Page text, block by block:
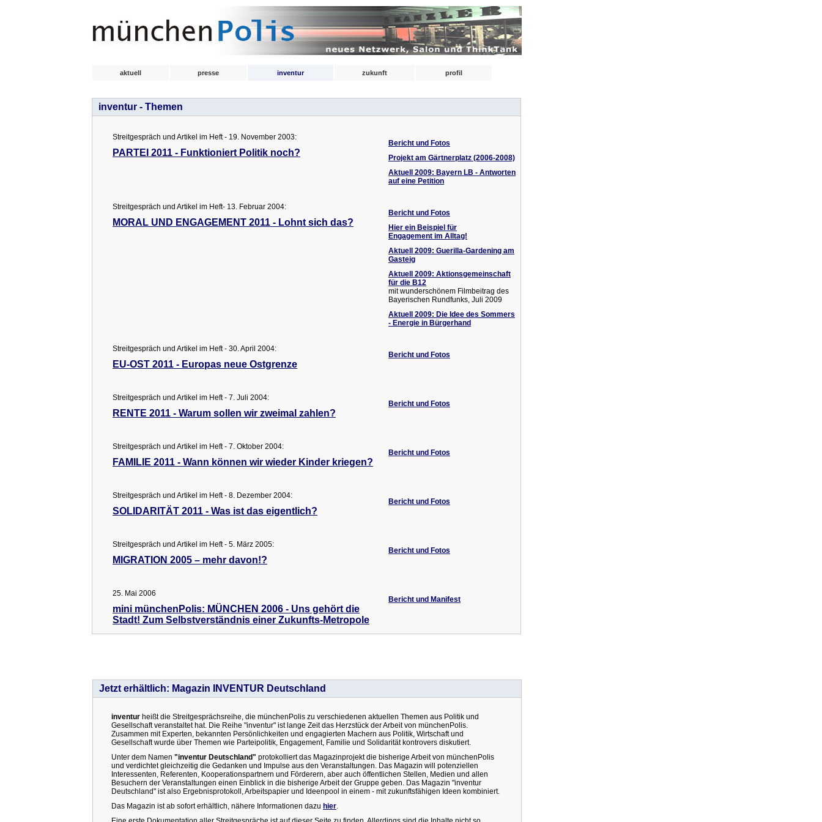
aktuell presse inventur zukunft profil
inventur - Themen
Jetzt erhältlich: Magazin INVENTUR Deutschland
inventur heißt die Streitgesprächsreihe, die münchenPolis zu verschiedenen aktuellen Themen aus Politik und
Gesellschaft veranstaltet hat. Die Reihe "inventur" ist lange Zeit das Herzstück der Arbeit von münchenPolis.
Zusammen mit Experten, bekannten Persönlichkeiten und engagierten Machern aus Politik, Wirtschaft und
Gesellschaft wurde über Themen wie Parteipolitik, Engagement, Familie und Solidarität kontrovers diskutiert.
Unter dem Namen "inventur Deutschland" protokolliert das Magazinprojekt die bisherige Arbeit von münchenPolis
und verdichtet gleichzeitig die Gedanken und Impulse aus den Veranstaltungen. Das Magazin will potenziellen
Interessenten, Referenten, Kooperationspartnern und Förderern, aber auch öffentlichen Stellen, Medien und allen
Besuchern der Veranstaltungen einen Einblick in die bisherige Arbeit der Gruppe geben. Das Magazin "inventur
Deutschland" ist also Ergebnisprotokoll, Arbeitspapier und Ideenpool in einem - mit zukunftsfähigen Ideen kombiniert.
Das Magazin ist ab sofort erhältlich, nähere Informationen dazu hier.
Streitgespräch und Artikel im Heft - 19. November 2003:
PARTEI 2011 - Funktioniert Politik noch?
Bericht und Fotos
Projekt am Gärtnerplatz (2006-2008)
Aktuell 2009: Bayern LB - Antworten
auf eine Petition
Streitgespräch und Artikel im Heft- 13. Februar 2004:
MORAL UND ENGAGEMENT 2011 - Lohnt sich das?
Bericht und Fotos
Hier ein Beispiel für
Engagement im Alltag!
Aktuell 2009: Guerilla-Gardening am
Gasteig
Aktuell 2009: Aktionsgemeinschaft
für die B12
mit wunderschönem Filmbeitrag des
Bayerischen Rundfunks, Juli 2009
Aktuell 2009: Die Idee des Sommers
- Energie in Bürgerhand
Streitgespräch und Artikel im Heft - 30. April 2004:
EU-OST 2011 - Europas neue Ostgrenze
Bericht und Fotos
Streitgespräch und Artikel im Heft - 7. Juli 2004:
RENTE 2011 - Warum sollen wir zweimal zahlen?
Bericht und Fotos
Streitgespräch und Artikel im Heft - 7. Oktober 2004:
FAMILIE 2011 - Wann können wir wieder Kinder kriegen?
Bericht und Fotos
Streitgespräch und Artikel im Heft - 8. Dezember 2004:
SOLIDARITÄT 2011 - Was ist das eigentlich?
Bericht und Fotos
Streitgespräch und Artikel im Heft - 5. März 2005:
MIGRATION 2005 – mehr davon!?
Bericht und Fotos
25. Mai 2006
mini münchenPolis: MÜNCHEN 2006 - Uns gehört die
Stadt! Zum Selbstverständnis einer Zukunfts-Metropole
Bericht und Manifest